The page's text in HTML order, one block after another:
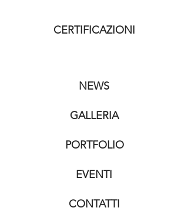
CERTIFICAZIONI
NEWS
GALLERIA
PORTFOLIO
EVENTI
CONTATTI